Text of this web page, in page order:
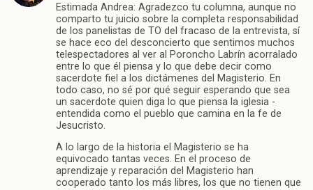
Estimada Andrea: Agradezco tu columna, aunque no
comparto tu juicio sobre la completa responsabilidad
de los panelistas de TO del fracaso de la entrevista, sí
se hace eco del desconcierto que sentimos muchos
telespectadores al ver al Poroncho Labrín acorralado
entre lo que él piensa y lo que debe decir como
sacerdote fiel a los dictámenes del Magisterio. En
todo caso, no sé por qué seguir esperando que sea
un sacerdote quien diga lo que piensa la iglesia -
entendida como el pueblo que camina en la fe de
Jesucristo.
A lo largo de la historia el Magisterio se ha
equivocado tantas veces. En el proceso de
aprendizaje y reparación del Magisterio han
cooperado tanto los más libres, los que no tienen que